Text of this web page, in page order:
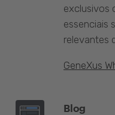
exclusivos
essenciais
relevantes
GeneXus
Blog